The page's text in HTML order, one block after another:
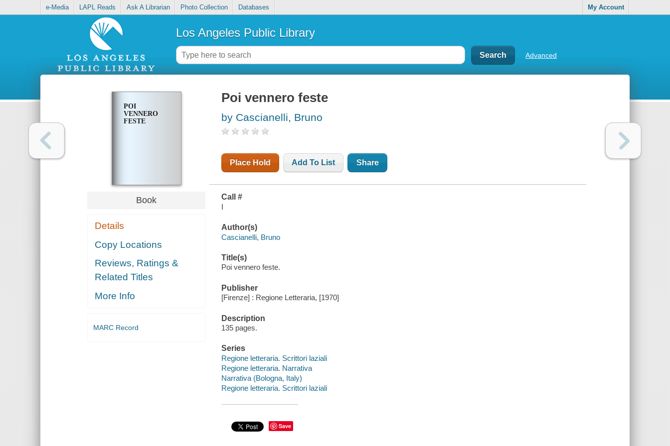
e-Media LAPL Reads Ask A Librarian Photo Collection Databases My Account
Los Angeles Public Library
Advanced
POI
VENNERO
FESTE
Book
Details
Copy Locations
Reviews, Ratings &
Related Titles
More Info
MARC Record
Poi vennero feste
by Cascianelli, Bruno
Place Hold Add To List Share
Call #
I
Author(s)
Cascianelli, Bruno
Title(s)
Poi vennero feste.
Publisher
[Firenze] : Regione Letteraria, [1970]
Description
135 pages.
Series
Regione letteraria. Scrittori laziali
Regione letteraria. Narrativa
Narrativa (Bologna, Italy)
Regione letteraria. Scrittori laziali
Save